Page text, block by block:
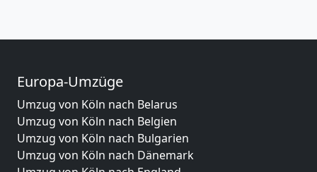
Europa-Umzüge
Umzug von Köln nach Belarus
Umzug von Köln nach Belgien
Umzug von Köln nach Bulgarien
Umzug von Köln nach Dänemark